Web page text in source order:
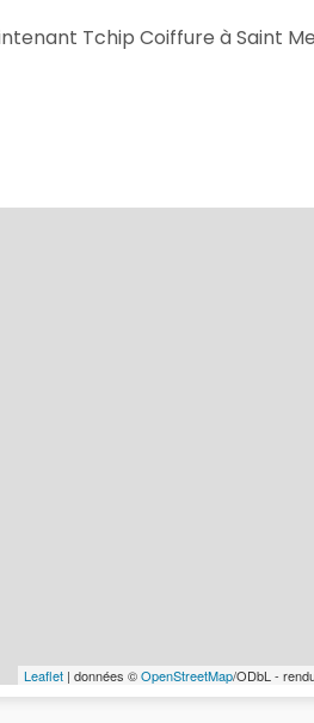
Tchip Coiffure à Saint
Leaflet | données ©OpenStreetMap/ODbL -